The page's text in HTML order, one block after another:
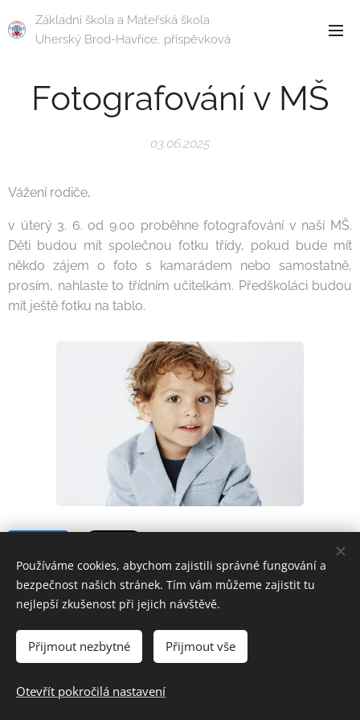
Základní škola a Mateřská škola
Uherský Brod-Havřice, příspěvková
Fotografování v MŠ
03.06.2025
Vážení rodiče,
v úterý 3. 6. od 9.00 proběhne fotografování v naší MŠ.
Děti budou mít společnou fotku třídy, pokud bude mít
někdo zájem o foto s kamarádem nebo samostatně,
prosím, nahlaste to třídním učitelkám. Předškoláci budou
mít ještě fotku na tablo.
© 2024 Základní škola a Mateřská škola Uherský Brod-Havřice,
příspěvková organizace | Všechna práva vyhrazena.
Cookies
Používáme cookies, abychom zajistili správné fungování a
bezpečnost našich stránek. Tím vám můžeme zajistit tu
nejlepší zkušenost při jejich návštěvě.
Přijmout nezbytné Přijmout vše
Otevřít pokročilá nastavení